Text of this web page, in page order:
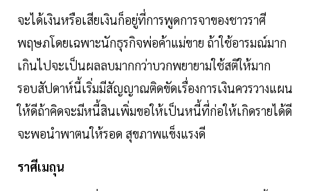
จะได้เงินหรือเสียเงินก็อยู่ที่การพูดการจาของชาวราศี
พฤษภโดยเฉพาะนักธุรกิจพ่อค้าแม่ขาย ถ้าใช้อารมณ์มาก
เกินไปจะเป็นผลลบมากกว่าบวกพยายามใช้สติให้มาก
รอบสัปดาห์นี้เริ่มมีสัญญาณติดขัดเรื่องการเงินควรวางแผน
ให้ดีถ้าคิดจะมีหนี้สินเพิ่มขอให้เป็นหนี้ที่ก่อให้เกิดรายได้ดี
จะพอนำพาตนให้รอด สุขภาพแข็งแรงดี
ราศีเมถุน